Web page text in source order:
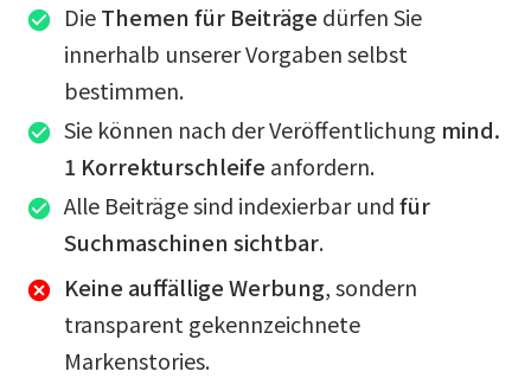
DieThemen für Beiträge dürfen Sie
innerhalb unserer Vorgaben selbst
bestimmen.
Sie können nach der Veröffentlichung mind.
1 Korrekturschleife anfordern.
Alle Beiträge sind indexierbar undfür
Suchmaschinen sichtbar.
Keine auffällige Werbung, sondern
transparent gekennzeichnete
Markenstories.